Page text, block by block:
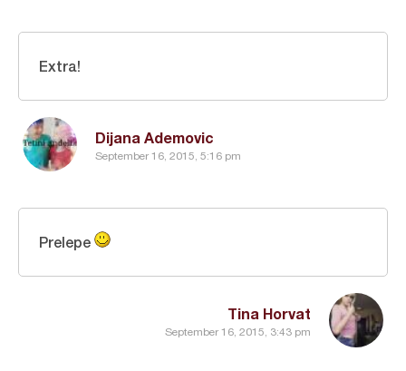
Dijana Ademovic
September 16, 2015, 5:16 pm
Extra!
Tina Horvat
September 16, 2015, 3:43 pm
Prelepe